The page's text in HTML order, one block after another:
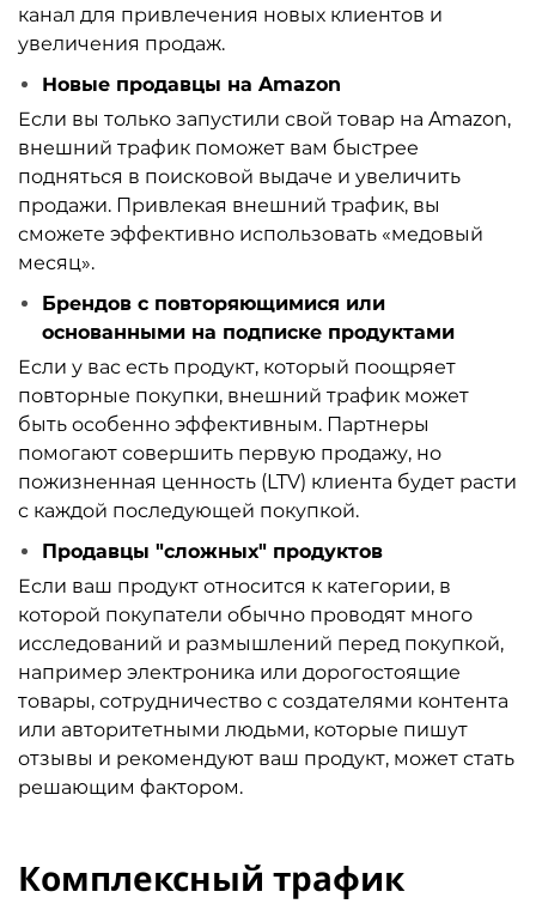
канал для привлечения новых клиентов и
увеличения продаж.
Новые продавцы на Amazon
Если вы только запустили свой товар на Amazon,
внешний трафик поможет вам быстрее
подняться в поисковой выдаче и увеличить
продажи. Привлекая внешний трафик, вы
сможете эффективно использовать «медовый
месяц».
Брендов с повторяющимися или
основанными на подписке продуктами
Если у вас есть продукт, который поощряет
повторные покупки, внешний трафик может
быть особенно эффективным. Партнеры
помогают совершить первую продажу, но
пожизненная ценность (LTV) клиента будет расти
с каждой последующей покупкой.
Продавцы "сложных" продуктов
Если ваш продукт относится к категории, в
которой покупатели обычно проводят много
исследований и размышлений перед покупкой,
например электроника или дорогостоящие
товары, сотрудничество с создателями контента
или авторитетными людьми, которые пишут
отзывы и рекомендуют ваш продукт, может стать
решающим фактором.
Комплексный трафик